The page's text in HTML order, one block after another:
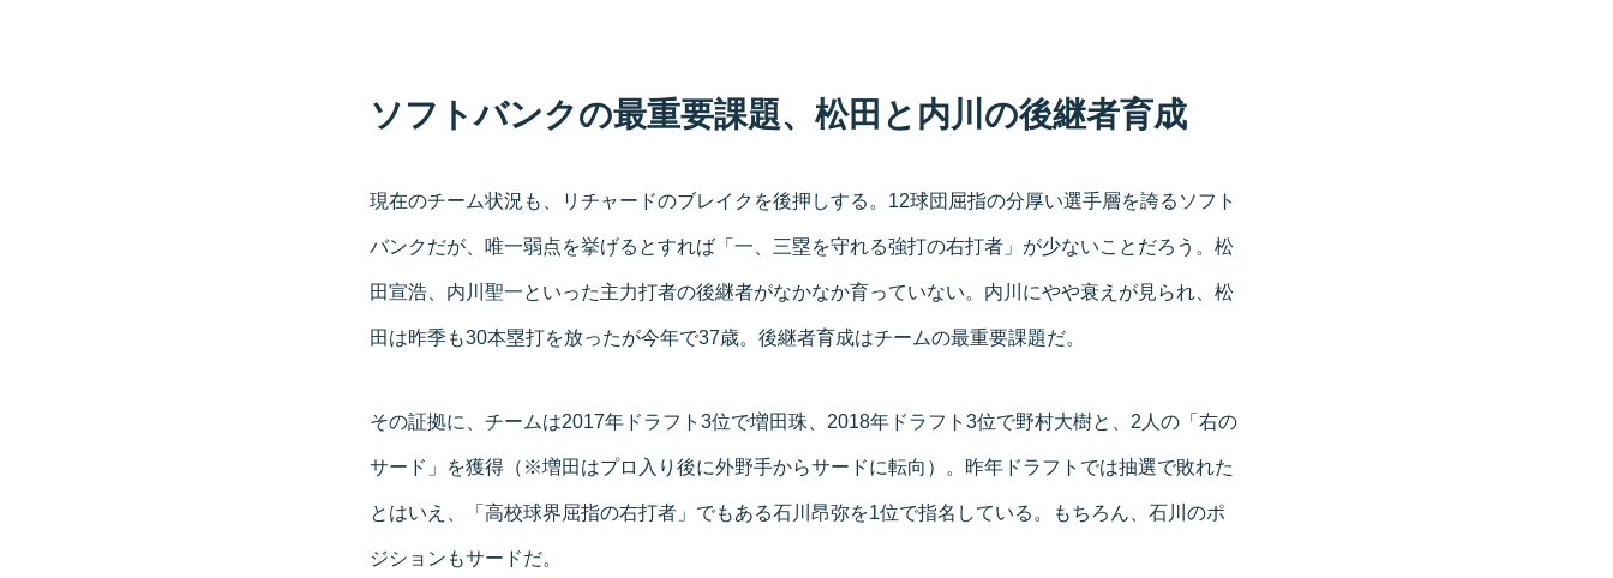
ソフトバンクの最重要課題、松田と内川の後継者育成
現在のチーム状況も、リチャードのブレイクを後押しする。12球団屈指の分厚い選手層を誇るソフト
バンクだが、唯一弱点を挙げるとすれば「一、三塁を守れる強打の右打者」が少ないことだろう。松
田宣浩、内川聖一といった主力打者の後継者がなかなか育っていない。内川にやや衰えが見られ、松
田は昨季も30本塁打を放ったが今年で37歳。後継者育成はチームの最重要課題だ。
その証拠に、チームは2017年ドラフト3位で増田珠、2018年ドラフト3位で野村大樹と、2人の「右の
サード」を獲得（※増田はプロ入り後に外野手からサードに転向）。昨年ドラフトでは抽選で敗れた
とはいえ、「高校球界屈指の右打者」でもある石川昂弥を1位で指名している。もちろん、石川のポ
ジションもサードだ。